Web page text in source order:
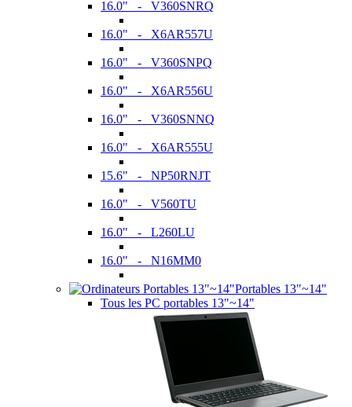
16.0" - V360SNRQ
16.0" - X6AR557U
16.0" - V360SNPQ
16.0" - X6AR556U
16.0" - V360SNNQ
16.0" - X6AR555U
15.6" - NP50RNJT
16.0" - V560TU
16.0" - L260LU
16.0" - N16MM0
Portables 13"~14"
Tous les PC portables 13"~14"